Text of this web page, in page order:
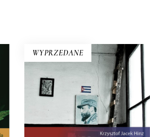
WYPRZEDANE
KUBA. SYNDROM WYSPY
Rewolucja i dysydenci, Kubanki
walczące o podpaski i
Kubańczycy, którzy obrażają
rewolucję szortami i sandałami.